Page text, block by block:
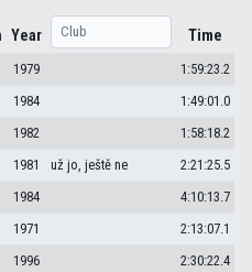
Year Time
1979
1:59:23.2
1984
1:49:01.0
1982
1:58:18.2
1981 už jo, ještě ne
2:21:25.5
1984
4:10:13.7
1971
2:13:07.1
1996
2:30:22.4